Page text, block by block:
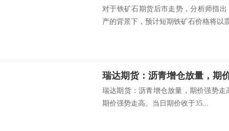
对于铁矿石期货后市走势，分析师指
产的背景下，预计短期铁矿石价格将以
瑞达期货：沥青增仓放量，期
瑞达期货：沥青增仓放量，期价强势走
期价强势走高。当日期价收于35...